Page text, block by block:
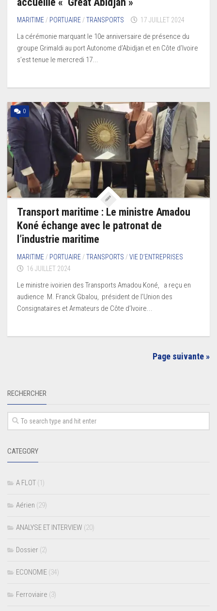
MARITIME/ PORTUAIRE/TRANSPORTS 17 JUILLET 2024
La cérémonie marquant le 10e anniversaire de présence du
groupe Grimaldi au port Autonome d’Abidjan et en Côte d’Ivoire
s’est tenue le mercredi 17...
0
Transport maritime : Le ministre Amadou
Koné échange avec le patronat de
l’industrie maritime
MARITIME/ PORTUAIRE/TRANSPORTS /VIE D’ENTREPRISES
16 JUILLET 2024
Le ministre ivoirien des Transports Amadou Koné, a reçu en
audience M. Franck Gbalou, président de l’Union des
Consignataires et Armateurs de Côte d’Ivoire...
Page suivante »
RECHERCHER
CATEGORY
A FLOT (1)
Aérien (29)
ANALYSE ET INTERVIEW (20)
Dossier (2)
ECONOMIE (34)
Ferroviaire (3)